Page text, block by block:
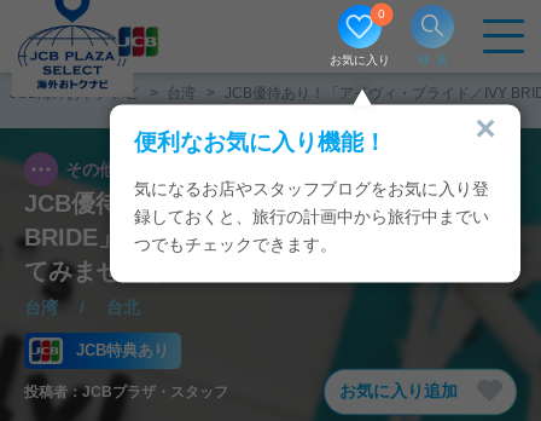
お気に入り
0
便利なお気に入り機能！
気になるお店やスタッフブログをお気に入り登
録しておくと、旅行の計画中から旅行中までい
つでもチェックできます。
検索
JCB海外おトクナビ 台湾 JCB優待あり！「アイヴィ・ブライド／IVY
その他
JCB優待あり！「アイヴィ・ブライド／IVY
BRIDE」スタジオで美しい一瞬を写真に残し
てみませんか
台湾 / 台北
JCB特典あり
投稿者： JCBプラザ・スタッフ お気に入り追加